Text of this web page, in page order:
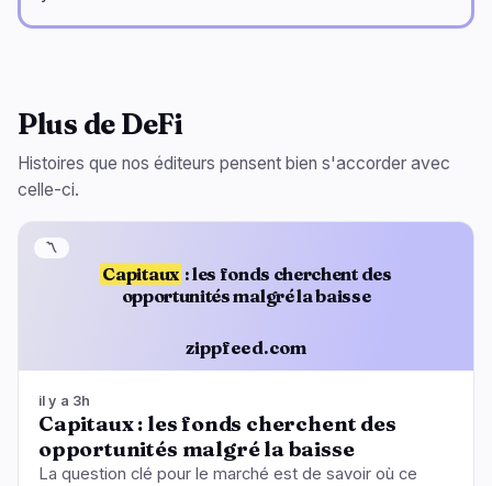
Plus de DeFi
Histoires que nos éditeurs pensent bien s'accorder avec
celle-ci.
Capitaux : les fonds cherchent des
opportunités malgré la baisse
zippfeed.com
〽️
il y a 3h
Capitaux : les fonds cherchent des
opportunités malgré la baisse
La question clé pour le marché est de savoir où ce